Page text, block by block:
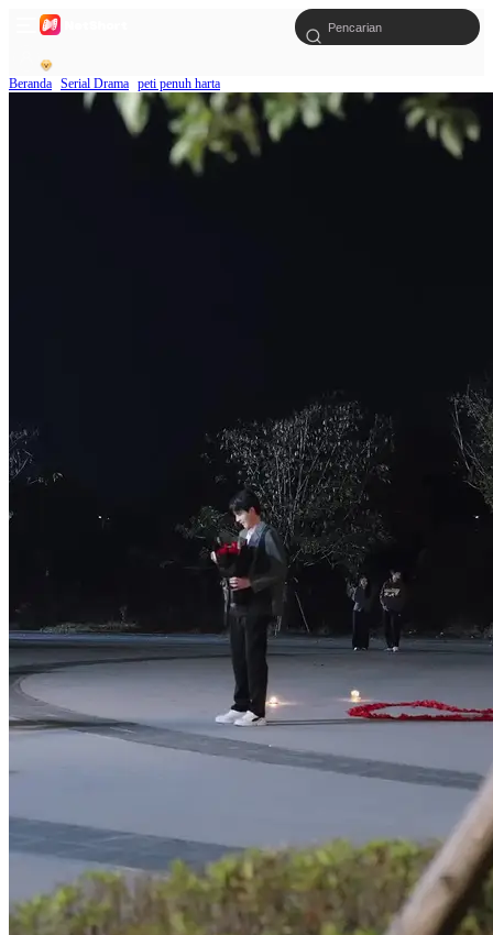
Beranda Serial Drama peti penuh harta